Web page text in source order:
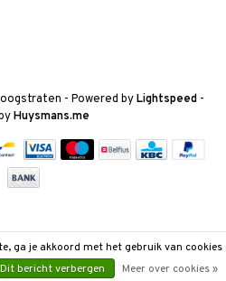
- Powered byLightspeed -
Huysmans.me
ga je akkoord met het gebruik van cookies
Dit bericht verbergen Meer over cookies »